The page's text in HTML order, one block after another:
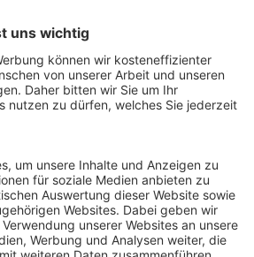
geltend gemacht werden
WWF Deutschland, Senatsverwaltung für
976/2